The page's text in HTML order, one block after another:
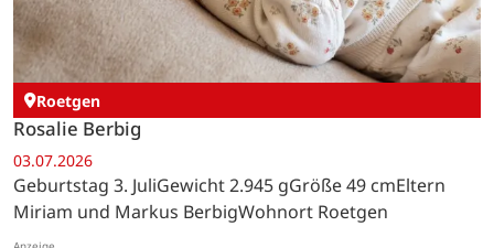
Roetgen
Rosalie Berbig
03.07.2026
Geburtstag 3. JuliGewicht 2.945 gGröße 49 cmEltern
Miriam und Markus BerbigWohnort Roetgen